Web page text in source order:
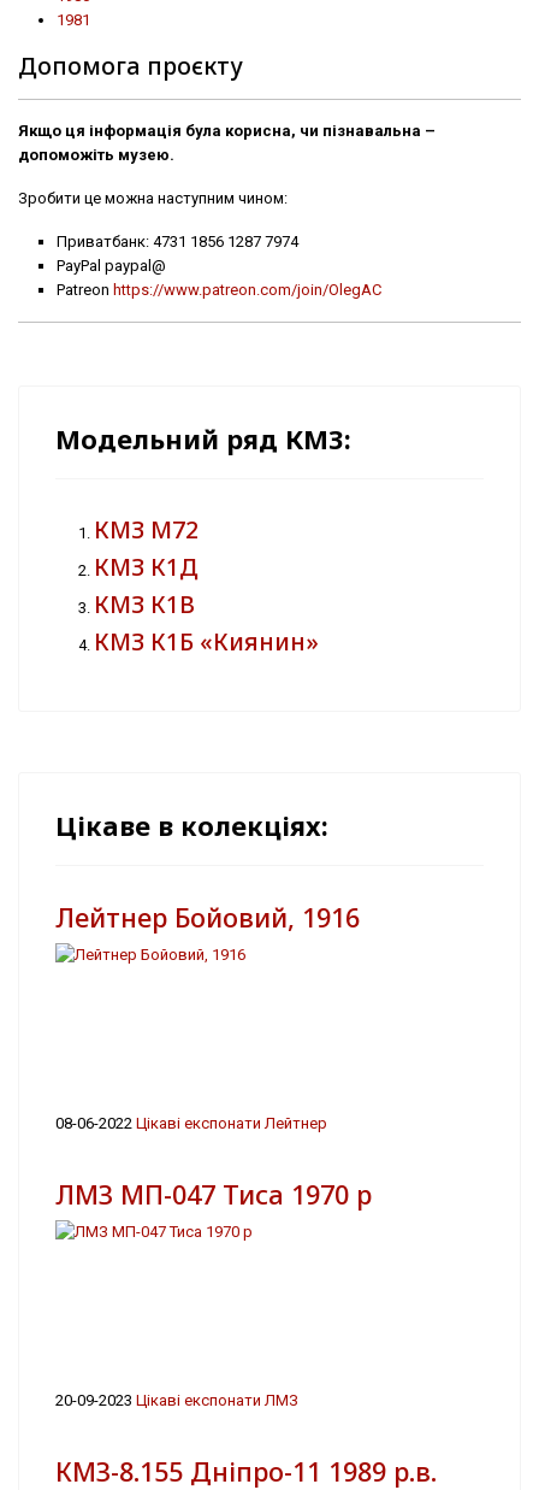
1981
Допомога проєкту
Якщо ця інформація була корисна, чи пізнавальна –
допоможіть музею.
Зробити це можна наступним чином:
Приватбанк: 4731 1856 1287 7974
PayPal paypal@
Patreon https://www.patreon.com/join/OlegAC
Модельний ряд КМЗ:
КМЗ М72
КМЗ К1Д
КМЗ К1В
КМЗ К1Б «Киянин»
Цікаве в колекціях:
Лейтнер Бойовий, 1916
08-06-2022 Цікаві експонати Лейтнер
ЛМЗ МП-047 Тиса 1970 р
20-09-2023 Цікаві експонати ЛМЗ
КМЗ-8.155 Дніпро-11 1989 р.в.